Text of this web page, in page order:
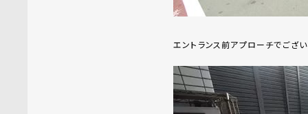
エントランス前アプローチでござい